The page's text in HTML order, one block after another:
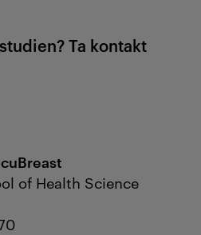
Ta kontakt
of Health Science